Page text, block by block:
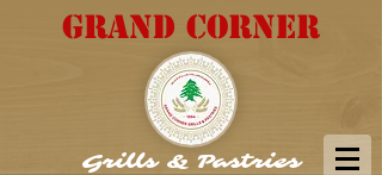
GRAND CORNER
Grills & Pastries